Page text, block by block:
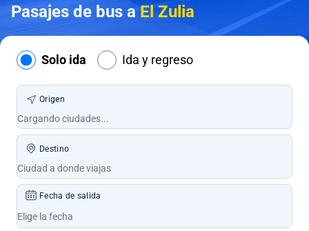
Pasajes de bus aEl Zulia
Solo ida Ida y regreso
Origen
Destino
Fecha de salida